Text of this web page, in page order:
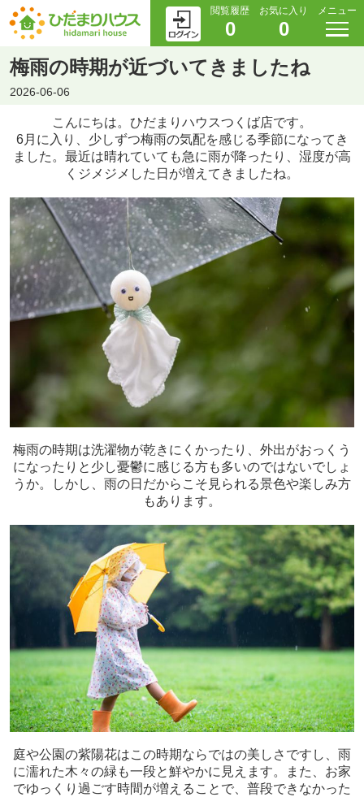
閲覧履歴
0
お気に入り
0
メニュー
梅雨の時期が近づいてきましたね
2026-06-06
こんにちは。ひだまりハウスつくば店です。
6月に入り、少しずつ梅雨の気配を感じる季節になってき
ました。最近は晴れていても急に雨が降ったり、湿度が高
くジメジメした日が増えてきましたね。
梅雨の時期は洗濯物が乾きにくかったり、外出がおっくう
になったりと少し憂鬱に感じる方も多いのではないでしょ
うか。しかし、雨の日だからこそ見られる景色や楽しみ方
もあります。
庭や公園の紫陽花はこの時期ならではの美しさですし、雨
に濡れた木々の緑も一段と鮮やかに見えます。また、お家
でゆっくり過ごす時間が増えることで、普段できなかった